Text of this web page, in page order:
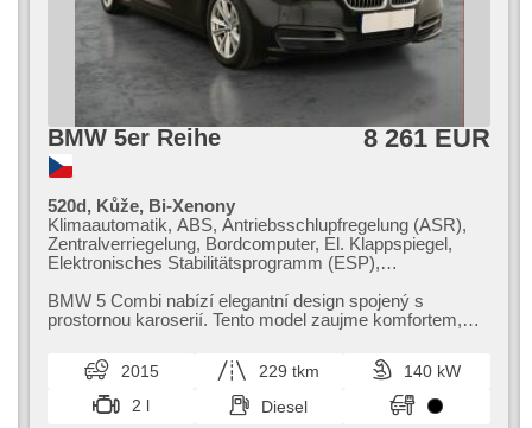
BMW 5er Reihe 8 261 EUR
520d, Kůže, Bi-Xenony
Klimaautomatik, ABS, Antriebsschlupfregelung (ASR),
Zentralverriegelung, Bordcomputer, El. Klappspiegel,
Elektronisches Stabilitätsprogramm (ESP),
Scheibenwischersensor, Reifendrucksensor, USB, El.
einstellbare Sitze, Servolenkung, El. Seitenscheiben,
BMW 5 Combi nabízí elegantní design spojený s
prostornou karoserií. Tento model zaujme komfortem,​
2015 229 tkm
140 kW
2 l
Diesel